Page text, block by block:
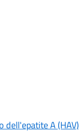
A (HAV)